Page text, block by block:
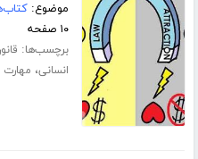
موضوع:
۱۰ صفحه
برچسب‌ها:
انسانی، مهارت